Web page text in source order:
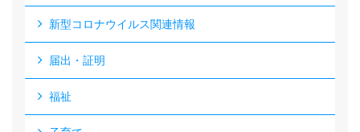
新型コロナウイルス関連情報
届出・証明
福祉